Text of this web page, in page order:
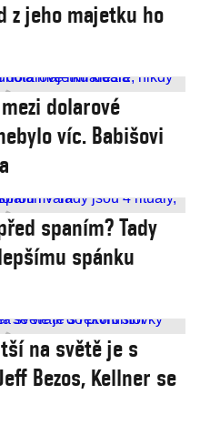
z jeho majetku ho
dolarové
víc. Babišovi
spaním? Tady
spánku
na světě je s
Bezos, Kellner se